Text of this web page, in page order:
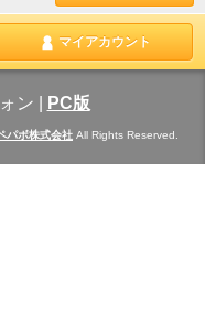
マイアカウント
ン PC版
パボ株式会社 All Rights Reserved.